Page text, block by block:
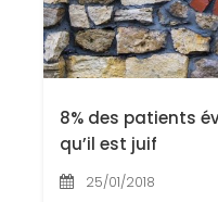
8% des patients
qu’il est juif
25/01/2018